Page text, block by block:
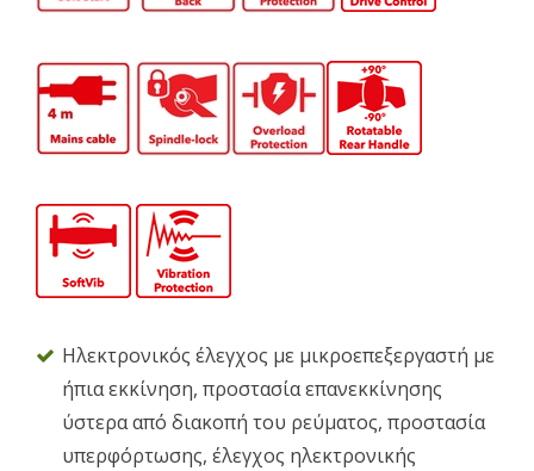
Ηλεκτρονικός έλεγχος με μικροεπεξεργαστή με
ήπια εκκίνηση, προστασία επανεκκίνησης
ύστερα από διακοπή του ρεύματος, προστασία
υπερφόρτωσης, έλεγχος ηλεκτρονικής